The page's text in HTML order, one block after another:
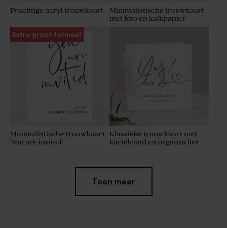
Prachtige acryl trouwkaart
Minimalistische trouwkaart
met foto en kalkpapier
Extra groot formaat
Minimalistische trouwkaart
'You are invited'
Klassieke trouwkaart met
kartelrand en organza lint
Toon meer